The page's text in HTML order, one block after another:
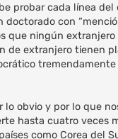
probar cada línea
con
que ningún
extranjero tienen
obvio y por lo que
hasta cuatro veces
como Corea del